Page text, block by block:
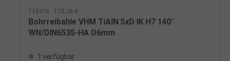
118476 - 178,38 €
Bohrreibahle VHM TiAlN 5xD IK H7 140°
WN/DIN6535-HA D6mm
1 verfügbar